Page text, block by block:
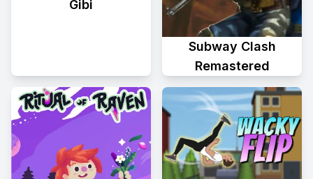
Gibi
Subway Clash
Remastered